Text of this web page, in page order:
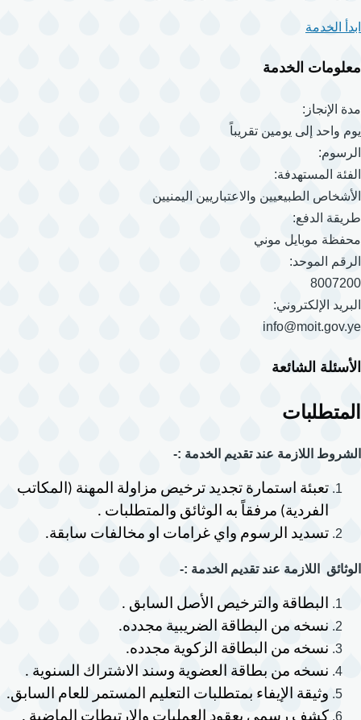
ابدأ الخدمة
معلومات الخدمة
مدة الإنجاز:
يوم واحد إلى يومين تقريباً
الرسوم:
الفئة المستهدفة:
الأشخاص الطبيعيين والاعتباريين اليمنيين
طريقة الدفع:
محفظة موبايل موني
الرقم الموحد:
8007200
البريد الإلكتروني:
info@moit.gov.ye
الأسئلة الشائعة
المتطلبات
الشروط اللازمة عند تقديم الخدمة :-
الفردية) مرفقاً به الوثائق والمتطلبات .
تسديد الرسوم واي غرامات او مخالفات سابقة.
الوثائق اللازمة عند تقديم الخدمة :-
البطاقة والترخيص الأصل السابق .
نسخه من البطاقة الضريبية مجدده.
نسخه من البطاقة الزكوية مجدده.
نسخه من بطاقة العضوية وسند الاشتراك السنوية .
وثيقة الإيفاء بمتطلبات التعليم المستمر للعام السابق.
كشف رسمي بعقود العمليات والارتبطات الماضية .